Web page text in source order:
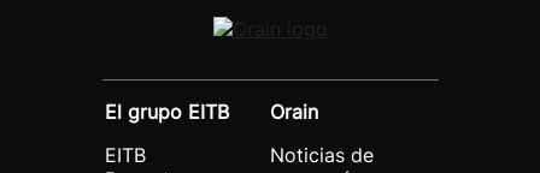
El grupo EITB
EITB
Orain
Noticias de